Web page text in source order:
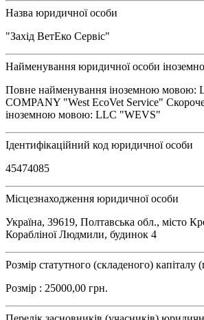
Назва юридичної особи
"Захід ВетЕко Сервіс"
Найменування юридичної особи
Повне найменування іноземною
COMPANY "West EcoVet Service"
іноземною мовою: LLC "WEVS"
Ідентифікаційний код юридичної особи
45474085
Місцезнаходження юридичної особи
Україна, 39619, Полтавська обл., місто
Корабліної Людмили, будинок 4
Розмір статутного (складеного)
Розмір : 25000,00 грн.